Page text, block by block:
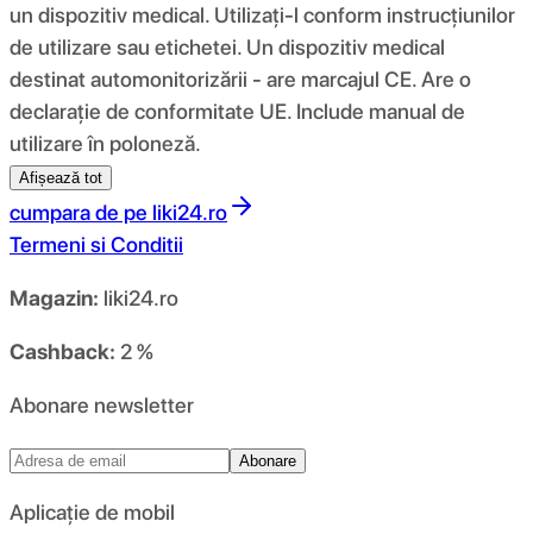
un dispozitiv medical. Utilizați-l conform instrucțiunilor
de utilizare sau etichetei. Un dispozitiv medical
destinat automonitorizării - are marcajul CE. Are o
declarație de conformitate UE. Include manual de
utilizare în poloneză.
Afișează tot
cumpara de pe liki24.ro
Termeni si Conditii
Magazin: liki24.ro
Cashback: 2 %
Abonare newsletter
Abonare
Aplicație de mobil